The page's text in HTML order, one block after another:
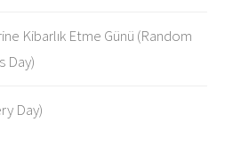
Kibarlık Etme Günü (Random
Day)
Day)